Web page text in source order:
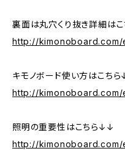
裏面は丸穴くり抜き詳細は
http://kimonoboard.com/
キモノボード使い方はこち
http://
照明の重要性はこちら↓↓
http://